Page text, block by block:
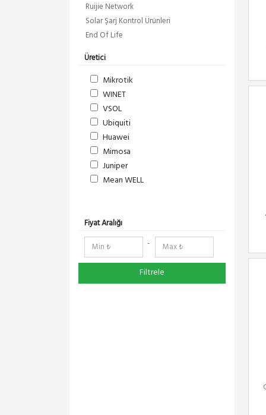
Ruijie Network
Solar Şarj Kontrol Ürünleri
End Of Life
Üretici
Mikrotik
WINET
VSOL
Ubiquiti
Huawei
Mimosa
Juniper
Mean WELL
RedLine
RF Elements
NetElastic
Paessler
TENDA
Fiyat Aralığı
-
Filtrele